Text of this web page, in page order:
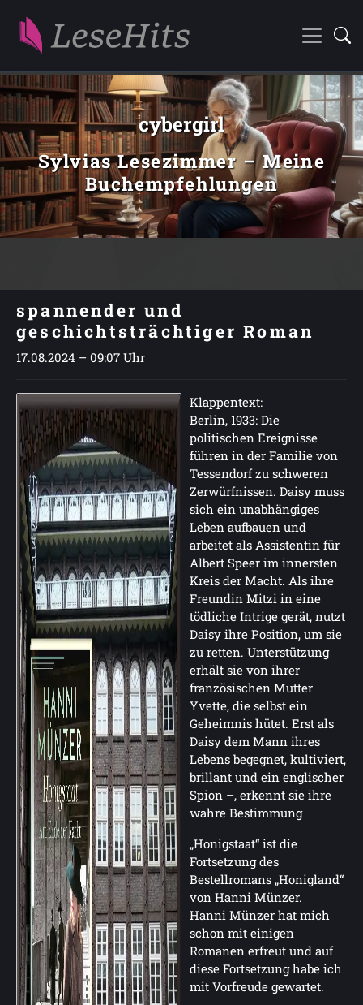
cybergirl
Sylvias Lesezimmer – Meine
Buchempfehlungen
spannender und
geschichtsträchtiger Roman
17.08.2024 – 09:07 Uhr
Klappentext:
Berlin, 1933: Die
politischen Ereignisse
führen in der Familie von
Tessendorf zu schweren
Zerwürfnissen. Daisy muss
sich ein unabhängiges
Leben aufbauen und
arbeitet als Assistentin für
Albert Speer im innersten
Kreis der Macht. Als ihre
Freundin Mitzi in eine
tödliche Intrige gerät, nutzt
Daisy ihre Position, um sie
zu retten. Unterstützung
erhält sie von ihrer
französischen Mutter
Yvette, die selbst ein
Geheimnis hütet. Erst als
Daisy dem Mann ihres
Lebens begegnet, kultiviert,
brillant und ein englischer
Spion –, erkennt sie ihre
wahre Bestimmung
„Honigstaat“ ist die
Fortsetzung des
Bestellromans „Honigland“
von Hanni Münzer.
Hanni Münzer hat mich
schon mit einigen
Romanen erfreut und auf
diese Fortsetzung habe ich
mit Vorfreude gewartet.